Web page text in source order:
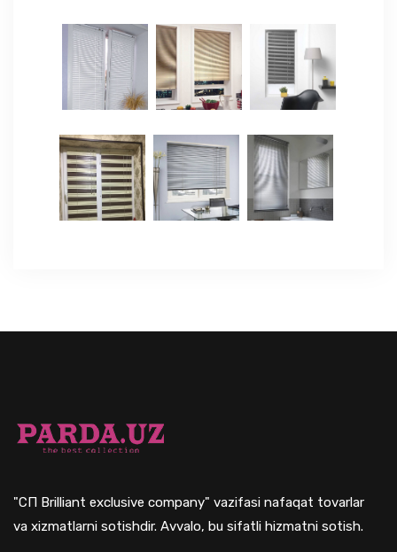
+998 (97) 764 44 44
"СП Brilliant exclusive company" vazifasi nafaqat tovarlar
va xizmatlarni sotishdir. Avvalo, bu sifatli hizmatni sotish.